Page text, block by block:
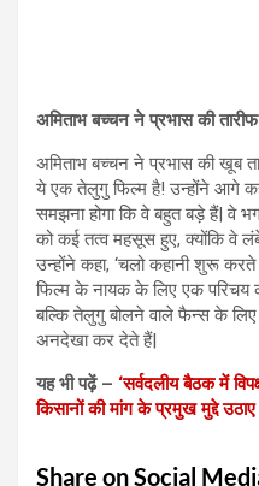
अमिताभ बच्चन ने प्रभास की
अमिताभ बच्चन ने प्रभास की खूब
ये एक तेलुगु फिल्म है! उन्होंने आगे
समझना होगा कि वे बहुत बड़े हैं| वे
को कई तत्व महसूस हुए, क्योंकि वे
उन्होंने कहा, ‘चलो कहानी शुरू
फिल्म के नायक के लिए एक परिचय
बल्कि तेलुगु बोलने वाले फैन्स के
अनदेखा कर देते हैं|
यह भी पढ़ें – ‘सर्वदलीय बैठक में
किसानों की मांग के प्रमुख मुद्दे
Share on Social